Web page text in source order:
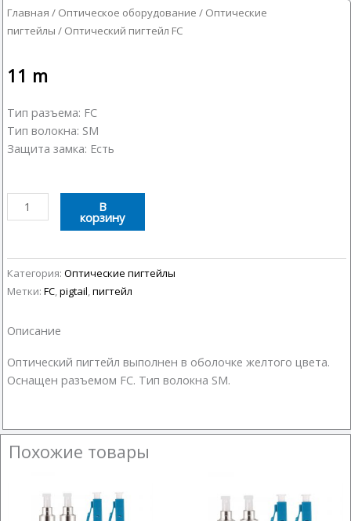
Главная / Оптическое оборудование / Оптические
пигтейлы / Оптический пигтейл FC
11 m
Тип разъема: FC
Тип волокна: SM
Защита замка: Есть
Количество
товара
пигтейл
FC
В
корзину
Категория: Оптические пигтейлы
Метки: FC pigtail пигтейл
Описание
Оптический пигтейл выполнен в оболочке желтого цвета.
Оснащен разъемом FC. Тип волокна SM.
Похожие товары